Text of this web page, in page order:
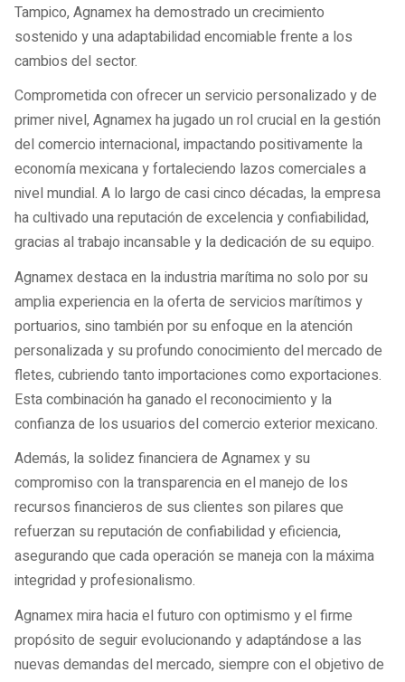
Tampico, Agnamex ha demostrado un crecimiento
sostenido y una adaptabilidad encomiable frente a los
cambios del sector.
Comprometida con ofrecer un servicio personalizado y de
primer nivel, Agnamex ha jugado un rol crucial en la gestión
del comercio internacional, impactando positivamente la
economía mexicana y fortaleciendo lazos comerciales a
nivel mundial. A lo largo de casi cinco décadas, la empresa
ha cultivado una reputación de excelencia y confiabilidad,
gracias al trabajo incansable y la dedicación de su equipo.
Agnamex destaca en la industria marítima no solo por su
amplia experiencia en la oferta de servicios marítimos y
portuarios, sino también por su enfoque en la atención
personalizada y su profundo conocimiento del mercado de
fletes, cubriendo tanto importaciones como exportaciones.
Esta combinación ha ganado el reconocimiento y la
confianza de los usuarios del comercio exterior mexicano.
Además, la solidez financiera de Agnamex y su
compromiso con la transparencia en el manejo de los
recursos financieros de sus clientes son pilares que
refuerzan su reputación de confiabilidad y eficiencia,
asegurando que cada operación se maneja con la máxima
integridad y profesionalismo.
Agnamex mira hacia el futuro con optimismo y el firme
propósito de seguir evolucionando y adaptándose a las
nuevas demandas del mercado, siempre con el objetivo de